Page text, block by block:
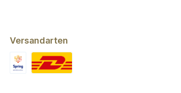
Versandarten